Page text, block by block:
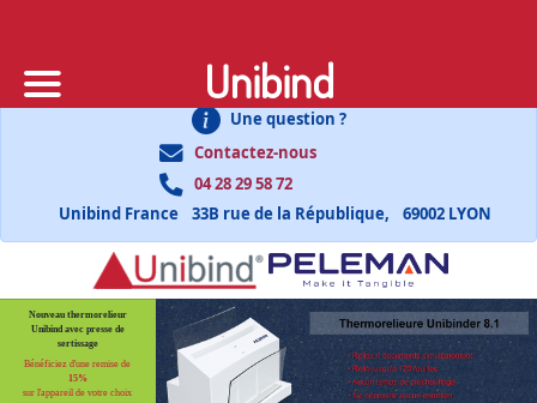
Une question ?
Contactez-nous
04 28 29 58 72
Unibind France
33B rue de la République, 69002 LYON
Nouveau thermorelieur
Unibind avec presse de
sertissage
Bénéficiez d'une remise de
15%
sur l'appareil de votre choix
Unibind